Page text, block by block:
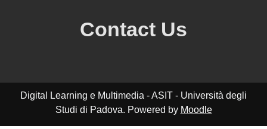
Contact Us
Digital Learning e Multimedia - ASIT - Università degli
Studi di Padova. Powered by Moodle